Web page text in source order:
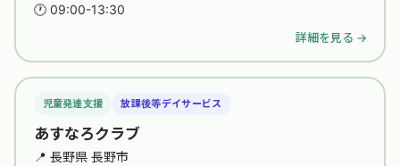
🕐 09:00-13:30
詳細を見る →
児童発達支援 放課後等デイサービス
あすなろクラブ
📍 長野県 長野市